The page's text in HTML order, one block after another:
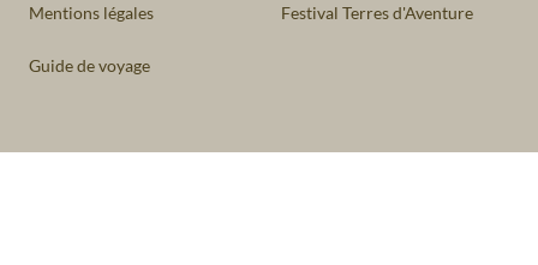
Mentions légales Festival Terres d'Aventure
Guide de voyage